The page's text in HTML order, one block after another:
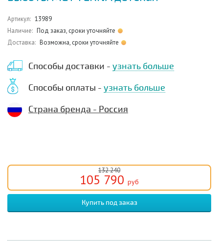
Артикул: 13989
Наличие: Под заказ, сроки уточняйте
Доставка: Возможна, сроки уточняйте
Способы доставки - узнать больше
Способы оплаты - узнать больше
Страна бренда - Россия
132 240
105 790 руб